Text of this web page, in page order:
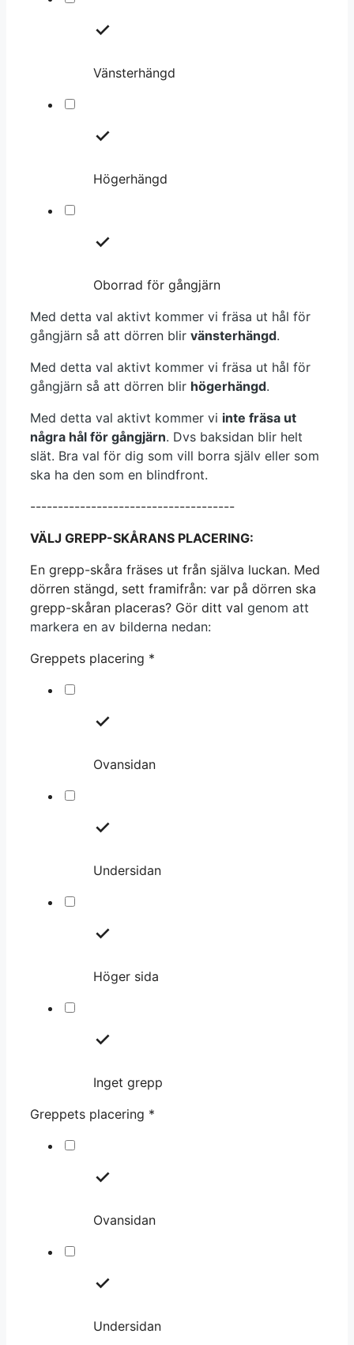
Vänsterhängd
Högerhängd
Oborrad för gångjärn
Med detta val aktivt kommer vi fräsa ut hål för
gångjärn så att dörren blir vänsterhängd.
Med detta val aktivt kommer vi fräsa ut hål för
gångjärn så att dörren blir högerhängd.
Med detta val aktivt kommer vi inte fräsa ut
några hål för gångjärn. Dvs baksidan blir helt
slät. Bra val för dig som vill borra själv eller som
ska ha den som en blindfront.
-------------------------------------
VÄLJ GREPP-SKÅRANS PLACERING:
En grepp-skåra fräses ut från själva luckan. Med
dörren stängd, sett framifrån: var på dörren ska
grepp-skåran placeras? Gör ditt val genom att
markera en av bilderna nedan:
Greppets placering *
Ovansidan
Undersidan
Höger sida
Inget grepp
Greppets placering *
Ovansidan
Undersidan